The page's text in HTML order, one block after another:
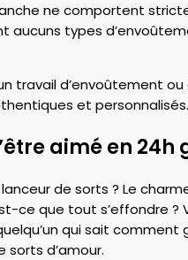
ne comportent
types
travail d’envoûtement
et
aimé en 24h
de sorts ? Le
ce que tout s’effondre
qui sait
sorts d’amour.